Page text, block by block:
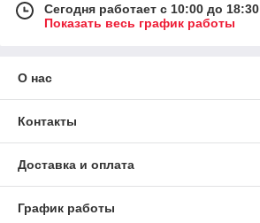
Сегодня работает с 10:00 до 18:30
Показать весь график работы
О нас
Контакты
Доставка и оплата
График работы